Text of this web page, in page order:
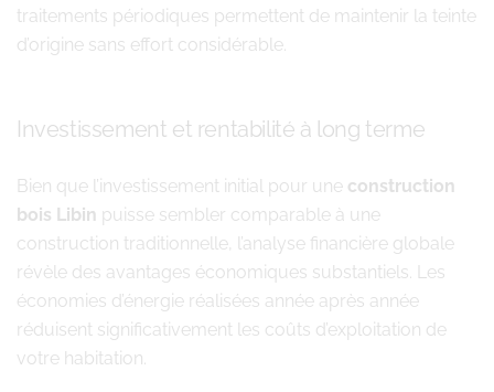
traitements périodiques permettent de maintenir la teinte
d’origine sans effort considérable.
Investissement et rentabilité à long terme
Bien que l’investissement initial pour une construction
bois Libin puisse sembler comparable à une
construction traditionnelle, l’analyse financière globale
révèle des avantages économiques substantiels. Les
économies d’énergie réalisées année après année
réduisent significativement les coûts d’exploitation de
votre habitation.